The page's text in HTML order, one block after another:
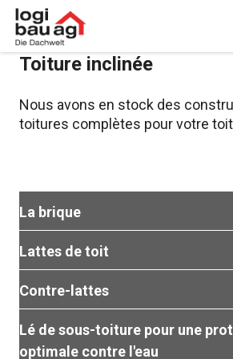
Toiture inclinée
Nous avons en stock des
toitures complètes pour votre
La brique
et en béton pour une couverture de
durable. Les tuiles Nelskamp sont
Nous avons également différents
tuiles en stock : agrafes de faîtage,
Lattes de toit
droit sur le contre-lattage.
Contre-lattes
S'étend verticalement du faîte à la
Lé de sous-toiture pour une
optimale contre l'eau